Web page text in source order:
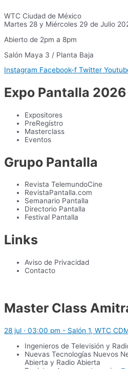
WTC Ciudad de México
Martes 28 y Miércoles 29 de Julio
Abierto de 2pm a 8pm
Salón Maya 3 / Planta Baja
Instagram Facebook-f Twitter
Expo Pantalla 2026
Expositores
PreRegístro
Masterclass
Eventos
Grupo Pantalla
Revista TelemundoCine
RevistaPantalla.com
Semanario Pantalla
Directorio Pantalla
Festival Pantalla
Links
Aviso de Privacidad
Contacto
Master Class
28 jul · 03:00 pm - Salón 1, WTC
Ingenieros de Televisión y
Nuevas Tecnologías Nuevos
Abierta y Radio Abierta